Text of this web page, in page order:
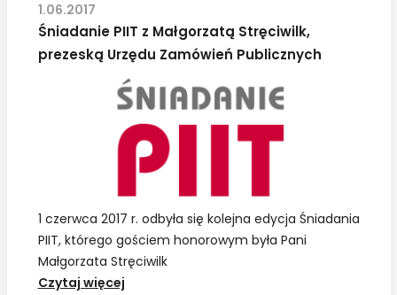
intencyjnego
ws
stworzenia
Kodeksu
Postępowania
w
Ochronie
Zdrowia
Śniadanie PIIT z Małgorzatą Stręciwilk,
prezeską Urzędu Zamówień Publicznych
1 czerwca 2017 r. odbyła się kolejna edycja Śniadania
PIIT, którego gościem honorowym była Pani
Małgorzata Stręciwilk
Czytaj więcejŚniadanie
1.06.2017